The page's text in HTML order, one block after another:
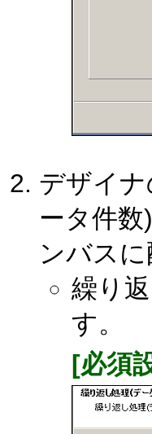
デザイ
ータ件
ンバスに
繰り
す。
[必須